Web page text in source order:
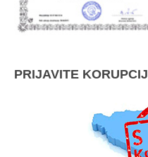
PRIJAVITE